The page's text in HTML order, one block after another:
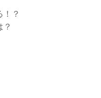
！？
？